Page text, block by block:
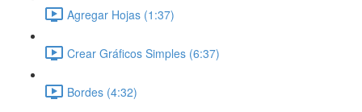
Agregar Hojas (1:37)
Crear Gráficos Simples (6:37)
Bordes (4:32)